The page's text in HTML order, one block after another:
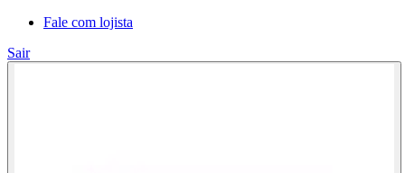
Fale com lojista
Sair